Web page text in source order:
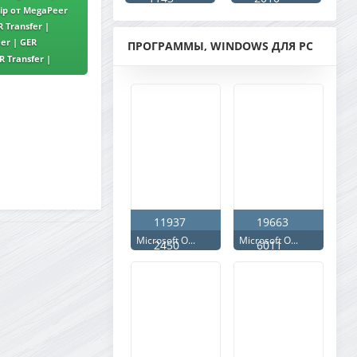
от MegaPeer
Transfer |
| GER
Transfer |
ПРОГРАММЫ, WINDOWS ДЛЯ PC
11937
2450
Microsoft O...
19663
6011
Microsoft O...